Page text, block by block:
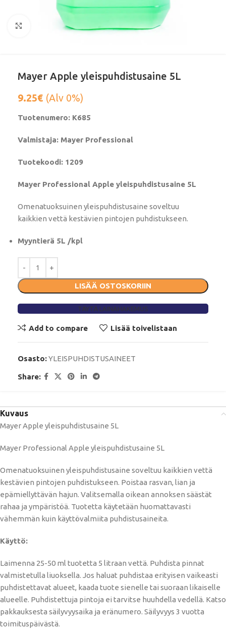
Klikkaa suurentaaksesi
Mayer Apple yleispuhdistusaine 5L
9.25€ (Alv 0%)
Tuotenumero: K685
Valmistaja: Mayer Professional
Tuotekoodi: 1209
Mayer Professional Apple yleispuhdistusaine 5L
Omenatuoksuinen yleispuhdistusaine soveltuu
kaikkien vettä kestävien pintojen puhdistukseen.
Myyntierä 5L /kpl
LISÄÄ OSTOSKORIIN
TÄYTÄ LAINAHAKEMUS
Add to compare Lisää toivelistaan
Osasto:YLEISPUHDISTUSAINEET
Share:
Kuvaus
Mayer Apple yleispuhdistusaine 5L
Mayer Professional Apple yleispuhdistusaine 5L
Omenatuoksuinen yleispuhdistusaine soveltuu kaikkien vettä
kestävien pintojen puhdistukseen. Poistaa rasvan, lian ja
epämiellyttävän hajun. Valitsemalla oikean annoksen säästät
rahaa ja ympäristöä. Tuotetta käytetään huomattavasti
vähemmän kuin käyttövalmiita puhdistusaineita.
Käyttö:
Laimenna 25-50 ml tuotetta 5 litraan vettä. Puhdista pinnat
valmistetulla liuoksella. Jos haluat puhdistaa erityisen vaikeasti
puhdistettavat alueet, kaada tuote sienelle tai suoraan likaiselle
alueelle. Puhdistettuja pintoja ei tarvitse huuhdella vedellä. Katso
pakkauksesta säilyvyysaika ja eränumero. Säilyvyys 3 vuotta
toimituspäivästä.